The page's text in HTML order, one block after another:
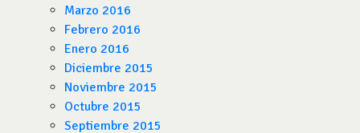
Marzo 2016
Febrero 2016
Enero 2016
Diciembre 2015
Noviembre 2015
Octubre 2015
Septiembre 2015